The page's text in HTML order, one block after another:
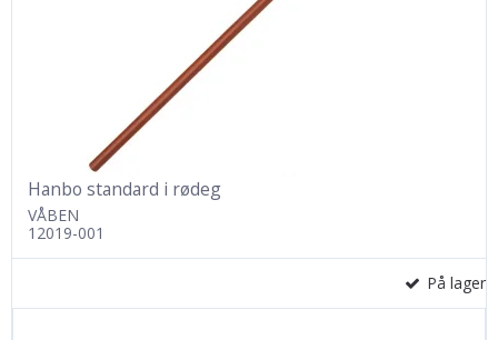
Hanbo standard i rødeg
VÅBEN
12019-001
På lager